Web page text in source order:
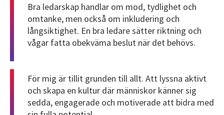
Bra ledarskap handlar om mod, tydlighet och
omtanke, men också om inkludering och
långsiktighet. En bra ledare sätter riktning och
vågar fatta obekväma beslut när det behövs.
För mig är tillit grunden till allt. Att lyssna aktivt
och skapa en kultur där människor känner sig
sedda, engagerade och motiverade att bidra med